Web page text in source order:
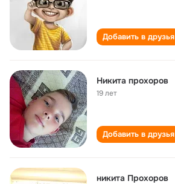
Добавить в друзья
Никита прохоров
19 лет
Добавить в друзья
никита Прохоров